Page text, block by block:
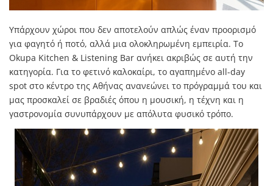
Υπάρχουν χώροι που δεν αποτελούν απλώς έναν προορισμό
για φαγητό ή ποτό, αλλά μια ολοκληρωμένη εμπειρία. Το
Okupa Kitchen & Listening Bar ανήκει ακριβώς σε αυτή την
κατηγορία. Για το φετινό καλοκαίρι, το αγαπημένο all-day
spot στο κέντρο της Αθήνας ανανεώνει το πρόγραμμά του και
μας προσκαλεί σε βραδιές όπου η μουσική, η τέχνη και η
γαστρονομία συνυπάρχουν με απόλυτα φυσικό τρόπο.